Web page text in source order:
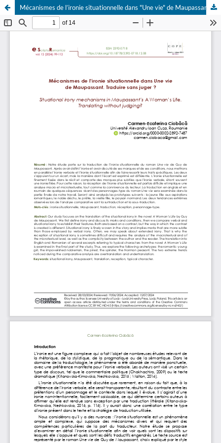
Mécanismes de l’ironie situationnelle dans "Une vie" de Maupassant. Traduire sans juger ?